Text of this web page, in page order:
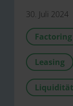
30. Juli 2024
Factoring
Leasing
Liquidität